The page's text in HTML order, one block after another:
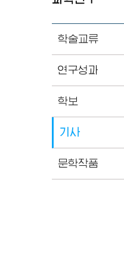
학술교류
연구성과
학보
기사
문학작품